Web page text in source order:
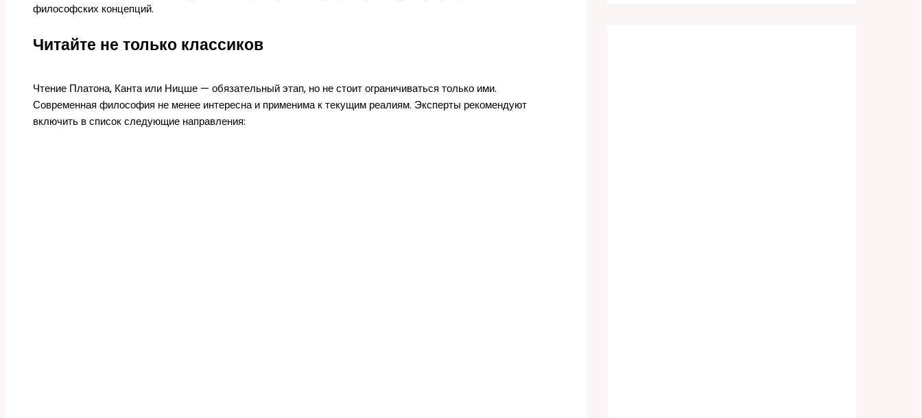
философских концепций.
Читайте не только классиков
Чтение Платона, Канта или Ницше — обязательный этап, но не стоит ограничиваться только ими.
Современная философия не менее интересна и применима к текущим реалиям. Эксперты рекомендуют
включить в список следующие направления: